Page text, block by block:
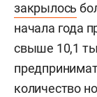
закрылось
начала года
свыше 10,1
количество